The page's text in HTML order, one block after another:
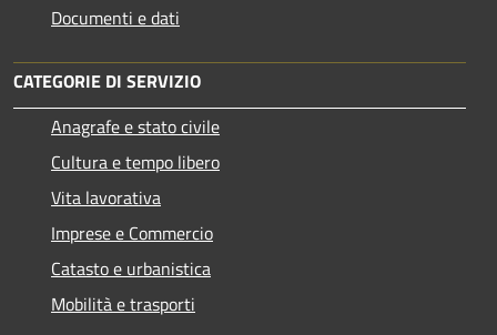
Documenti e dati
CATEGORIE DI SERVIZIO
Anagrafe e stato civile
Cultura e tempo libero
Vita lavorativa
Imprese e Commercio
Catasto e urbanistica
Mobilità e trasporti